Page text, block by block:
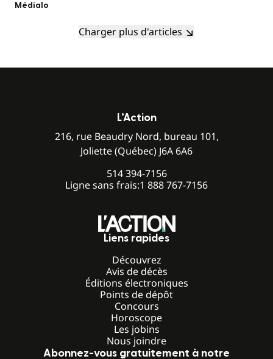
Médialo
Charger plus d'articles
L’Action
216, rue Beaudry Nord, bureau 101,
Joliette (Québec) J6A 6A6
514 394-7156
Ligne sans frais:1 888 767-7156
Liens rapides
Découvrez
Avis de décès
Éditions électroniques
Points de dépôt
Concours
Horoscope
Les jobins
Nous joindre
Abonnez-vous gratuitement à notre